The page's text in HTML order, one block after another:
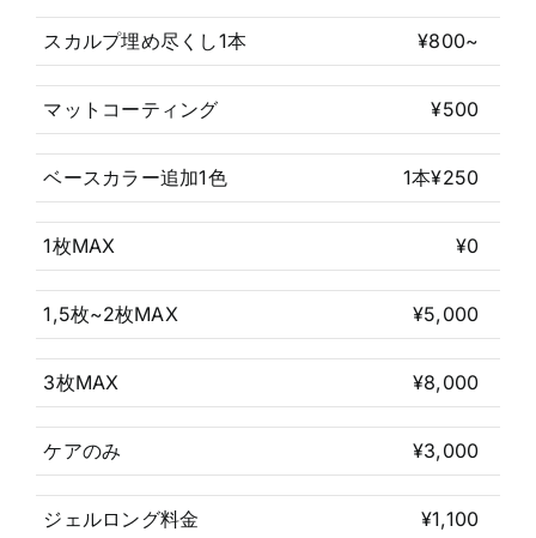
スカルプ埋め尽くし1本 ¥800~
マットコーティング ¥500
ベースカラー追加1色 1本¥250
1枚MAX ¥0
1,5枚~2枚MAX ¥5,000
3枚MAX ¥8,000
ケアのみ ¥3,000
ジェルロング料金 ¥1,100